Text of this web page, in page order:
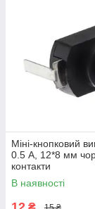
Міні-кнопковий
0.5 А, 12*8 мм
контакти
В наявності